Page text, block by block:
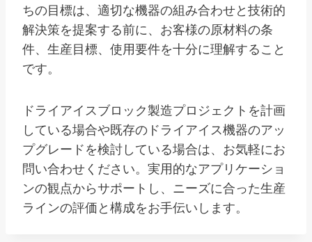
ちの目標は、適切な機器の組み合わせと技術的
解決策を提案する前に、お客様の原材料の条
件、生産目標、使用要件を十分に理解すること
です。
ドライアイスブロック製造プロジェクトを計画
している場合や既存のドライアイス機器のアッ
プグレードを検討している場合は、お気軽にお
問い合わせください。実用的なアプリケーショ
ンの観点からサポートし、ニーズに合った生産
ラインの評価と構成をお手伝いします。